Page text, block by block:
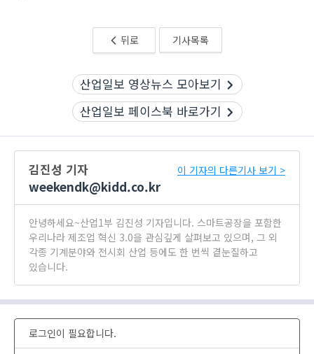
뒤로 기사목록
산업일보 영상뉴스 모아보기
산업일보 페이스북 바로가기
김진성 기자
weekendk@kidd.co.kr
이 기자의 다른기사 보기 >
안녕하세요~산업1부 김진성 기자입니다. 스마트공장을 포함한
우리나라 제조업 혁신 3.0을 관심깊게 살펴보고 있으며, 그 외
각종 기계분야와 전시회 산업 등에도 한 번씩 곁눈질하고
있습니다.
로그인이 필요합니다.